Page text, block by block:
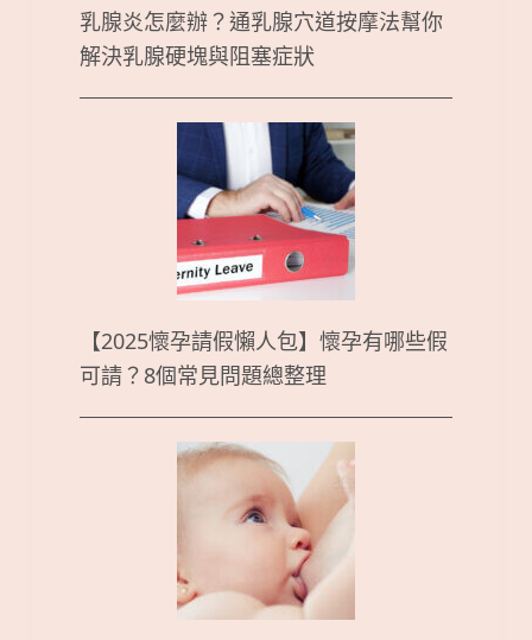
乳腺炎怎麼辦？通乳腺穴道按摩法幫你
解決乳腺硬塊與阻塞症狀
【2025懷孕請假懶人包】懷孕有哪些假
可請？8個常見問題總整理